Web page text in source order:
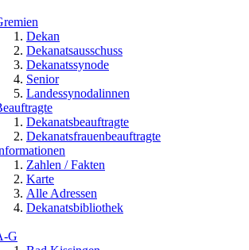
Dekan
Dekanatsausschuss
Dekanatssynode
Senior
Landessynodalinnen
Dekanatsbeauftragte
Dekanatsfrauenbeauftragte
Zahlen / Fakten
Karte
Alle Adressen
Dekanatsbibliothek
G